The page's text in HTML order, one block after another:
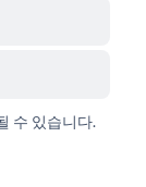
수 있습니다.